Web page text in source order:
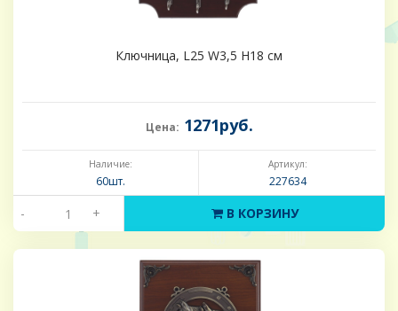
Ключница, L25 W3,5 H18 см
Цена: 1271руб.
Наличие:
60шт.
Артикул:
227634
- + В КОРЗИНУ